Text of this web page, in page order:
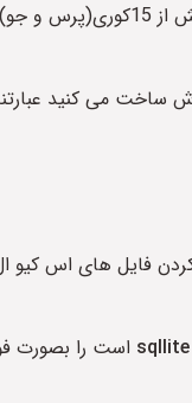
فایل های اس کیو ال
sqllite است را بصورت